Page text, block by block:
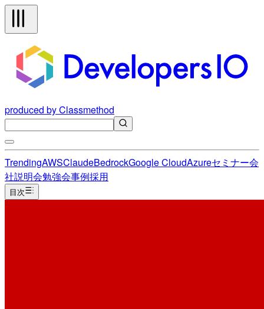
produced by Classmethod
TrendingAWSClaudeBedrockGoogle CloudAzureセミナー会
社説明会勉強会事例採用
目次